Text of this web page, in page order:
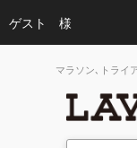
ゲスト 様
マラソン､トライ